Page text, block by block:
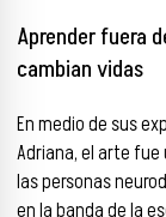
Aprender fuera
cambian vidas
En medio de sus
Adriana, el arte fue
las personas
en la banda de la